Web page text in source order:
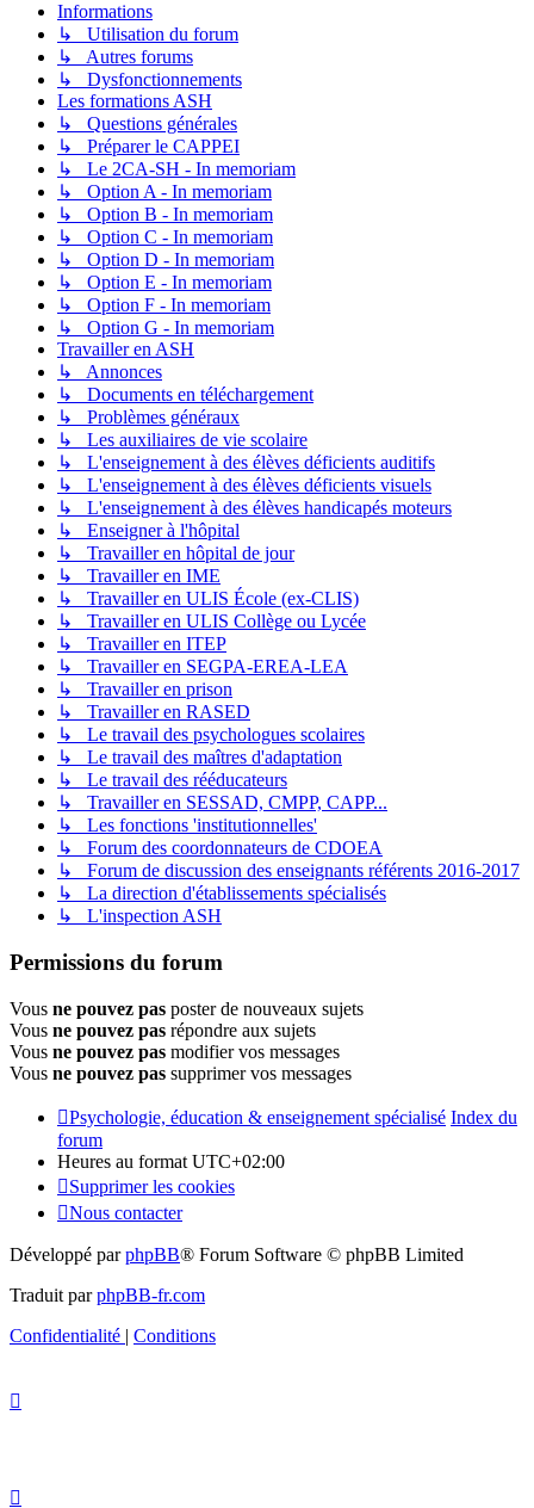
Informations
↳ Utilisation du forum
↳ Autres forums
↳ Dysfonctionnements
Les formations ASH
↳ Questions générales
↳ Préparer le CAPPEI
↳ Le 2CA-SH - In memoriam
↳ Option A - In memoriam
↳ Option B - In memoriam
↳ Option C - In memoriam
↳ Option D - In memoriam
↳ Option E - In memoriam
↳ Option F - In memoriam
↳ Option G - In memoriam
Travailler en ASH
↳ Annonces
↳ Documents en téléchargement
↳ Problèmes généraux
↳ Les auxiliaires de vie scolaire
↳ L'enseignement à des élèves déficients auditifs
↳ L'enseignement à des élèves déficients visuels
↳ L'enseignement à des élèves handicapés moteurs
↳ Enseigner à l'hôpital
↳ Travailler en hôpital de jour
↳ Travailler en IME
↳ Travailler en ULIS École (ex-CLIS)
↳ Travailler en ULIS Collège ou Lycée
↳ Travailler en ITEP
↳ Travailler en SEGPA-EREA-LEA
↳ Travailler en prison
↳ Travailler en RASED
↳ Le travail des psychologues scolaires
↳ Le travail des maîtres d'adaptation
↳ Le travail des rééducateurs
↳ Travailler en SESSAD, CMPP, CAPP...
↳ Les fonctions 'institutionnelles'
↳ Forum des coordonnateurs de CDOEA
↳ Forum de discussion des enseignants référents 2016-2017
↳ La direction d'établissements spécialisés
↳ L'inspection ASH
Permissions du forum
Vous ne pouvez pas poster de nouveaux sujets
Vous ne pouvez pas répondre aux sujets
Vous ne pouvez pas modifier vos messages
Vous ne pouvez pas supprimer vos messages
Psychologie, éducation & enseignement spécialisé Index du
forum
Heures au format UTC+02:00
Supprimer les cookies
Nous contacter
Développé parphpBB® Forum Software © phpBB Limited
Traduit parphpBB-fr.com
Confidentialité | Conditions